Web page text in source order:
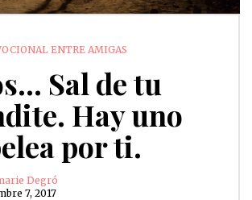
ENTRE AMIGAS
Sal de tu
Hay uno
por ti.
Degró
7, 2017